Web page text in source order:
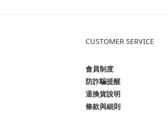
CUSTOMER SERVICE
會員制度
防詐騙提醒
退換貨說明
條款與細則